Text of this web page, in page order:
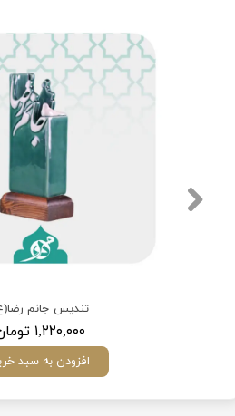
تندیس جانم
۱,۲۲۰,۰۰۰ تومان
افزودن به سبد